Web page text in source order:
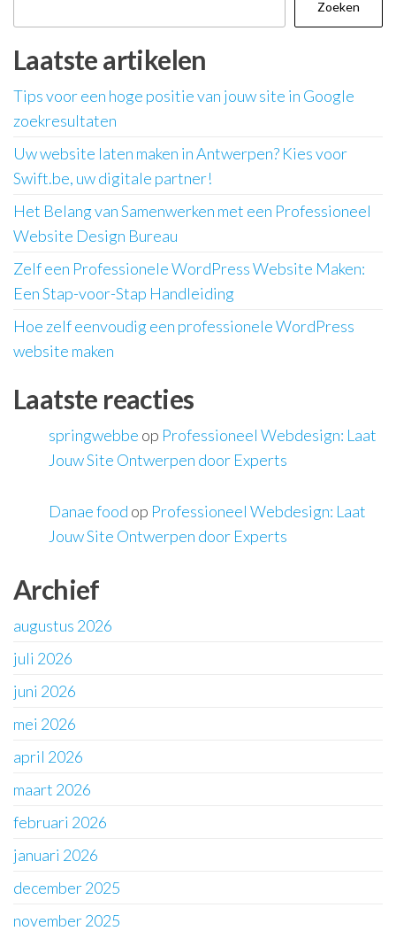
Zoeken
Laatste artikelen
Tips voor een hoge positie van jouw site in Google
zoekresultaten
Uw website laten maken in Antwerpen? Kies voor
Swift.be, uw digitale partner!
Het Belang van Samenwerken met een Professioneel
Website Design Bureau
Zelf een Professionele WordPress Website Maken:
Een Stap-voor-Stap Handleiding
Hoe zelf eenvoudig een professionele WordPress
website maken
Laatste reacties
springwebbe op Professioneel Webdesign: Laat
Jouw Site Ontwerpen door Experts
Danae food op Professioneel Webdesign: Laat
Jouw Site Ontwerpen door Experts
Archief
augustus 2026
juli 2026
juni 2026
mei 2026
april 2026
maart 2026
februari 2026
januari 2026
december 2025
november 2025